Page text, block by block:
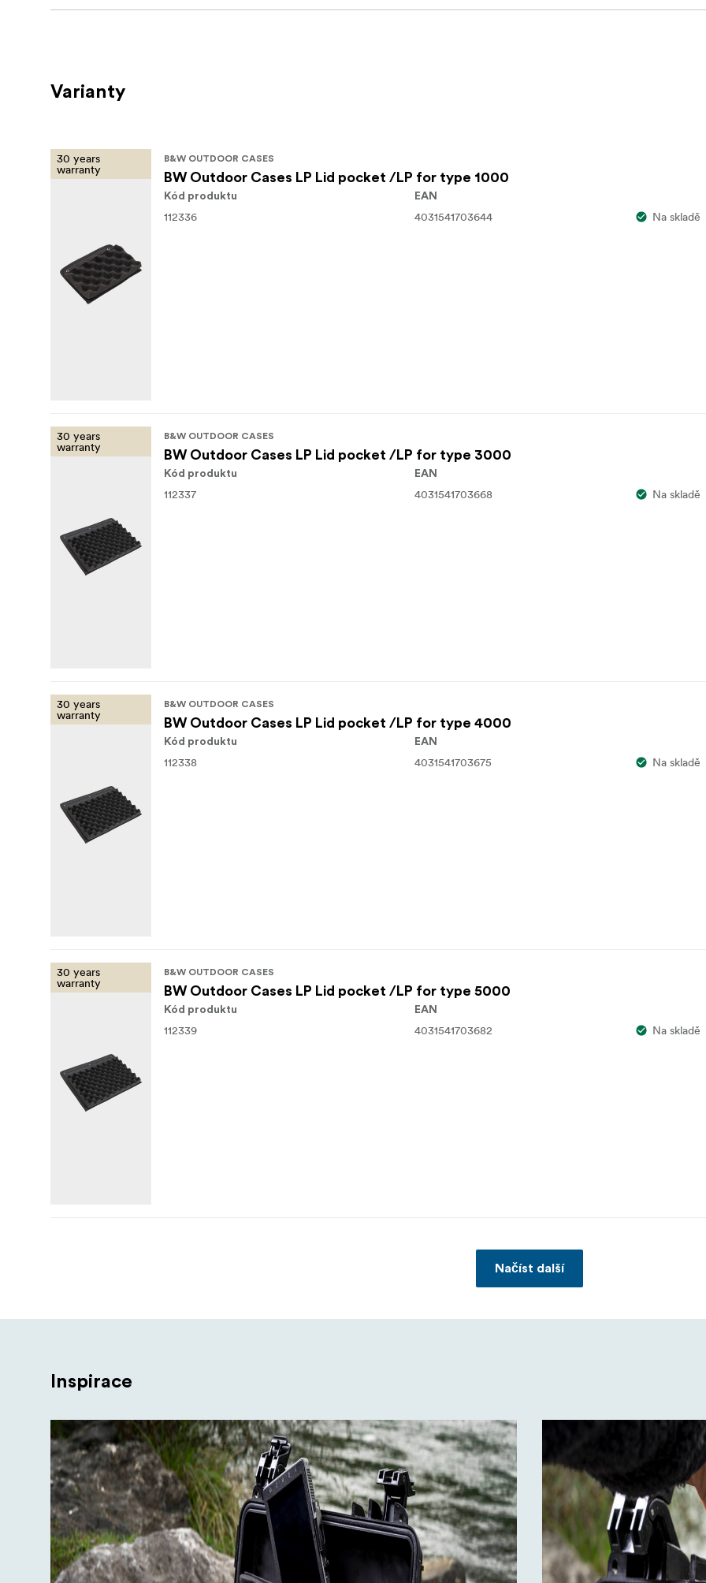
Varianty
30 years
warranty
B&W OUTDOOR CASES
BW Outdoor Cases LP Lid pocket /LP for type 1000
Kód produktu
112336
EAN
4031541703644 Na skladě
30 years
warranty
B&W OUTDOOR CASES
BW Outdoor Cases LP Lid pocket /LP for type 3000
Kód produktu
112337
EAN
4031541703668 Na skladě
30 years
warranty
B&W OUTDOOR CASES
BW Outdoor Cases LP Lid pocket /LP for type 4000
Kód produktu
112338
EAN
4031541703675 Na skladě
30 years
warranty
B&W OUTDOOR CASES
BW Outdoor Cases LP Lid pocket /LP for type 5000
Kód produktu
112339
EAN
4031541703682 Na skladě
Načíst další
Inspirace